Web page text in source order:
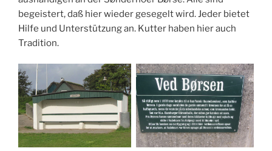
begeistert, daß hier wieder gesegelt wird. Jeder bietet
Hilfe und Unterstützung an. Kutter haben hier auch
Tradition.